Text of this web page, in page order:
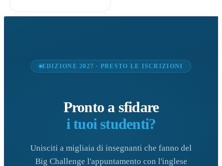
EDIZIONE 2027 · PRESTO LE ISCRIZIONI
Pronto a sfidare
i tuoi studenti?
Unisciti a migliaia di insegnanti che fanno del
Big Challenge l'appuntamento con l'inglese